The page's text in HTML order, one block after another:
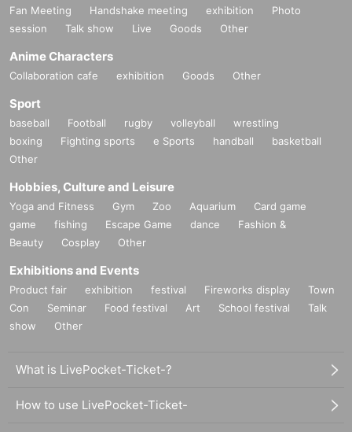
Fan Meeting Handshake meeting exhibition
Photo
session
Talk show Live Goods Other
Anime Characters
Collaboration cafe exhibition Goods Other
Sport
baseball Football rugby volleyball
wrestling
boxing
Fighting sports e Sports handball
basketball
Other
Hobbies, Culture and Leisure
Yoga and Fitness Gym Zoo Aquarium
Card game
game
fishing Escape Game dance
Fashion &
Beauty
Cosplay Other
Exhibitions and Events
Product fair exhibition festival Fireworks display
Town
Con
Seminar Food festival Art School festival
Talk
show
Other
What is LivePocket-Ticket-?
How to use LivePocket-Ticket-